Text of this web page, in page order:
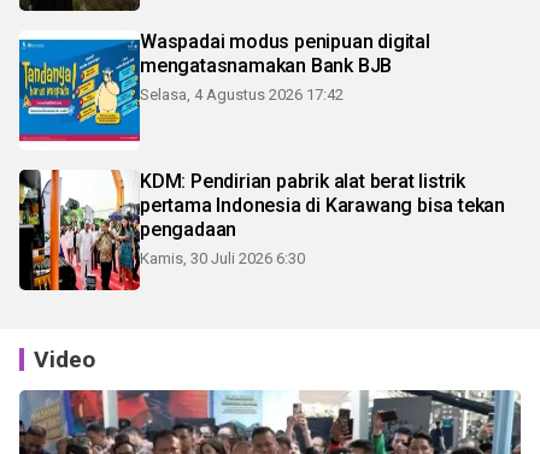
Waspadai modus penipuan digital
mengatasnamakan Bank BJB
Selasa, 4 Agustus 2026 17:42
KDM: Pendirian pabrik alat berat listrik
pertama Indonesia di Karawang bisa tekan
pengadaan
Kamis, 30 Juli 2026 6:30
Video